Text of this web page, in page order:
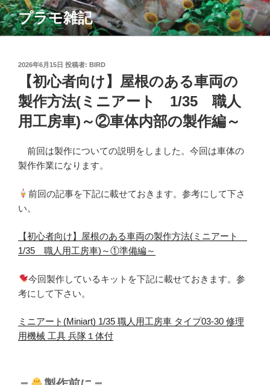
コ
ン
テ
プラモ雑記
投
2026年6月15日 投稿者: BIRD
【初心者向け】屋根のある車両の
製作方法(ミニアート 1/35 職人
用工房車)～②車体内部の製作編～
前回は製作についての説明をしました。今回は車体の
製作作業になります。
前回の記事を下記に載せておきます。参考にして下さ
い。
【初心者向け】屋根のある車両の製作方法(ミニアート
1/35 職人用工房車)～①準備編～
今回製作しているキットを下記に載せておきます。参
考にして下さい。
ミニアート(Miniart) 1/35 職人用工房車 タイプ03-30 修理
用機械 工具 兵隊１体付